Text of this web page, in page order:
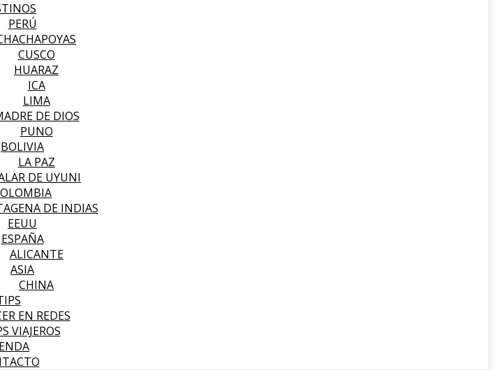
PERÚ
CUSCO
HUARAZ
ICA
LIMA
DE DIOS
PUNO
BOLIVIA
LA PAZ
DE UYUNI
DE INDIAS
EEUU
ESPAÑA
ALICANTE
ASIA
CHINA
EN REDES
VIAJEROS